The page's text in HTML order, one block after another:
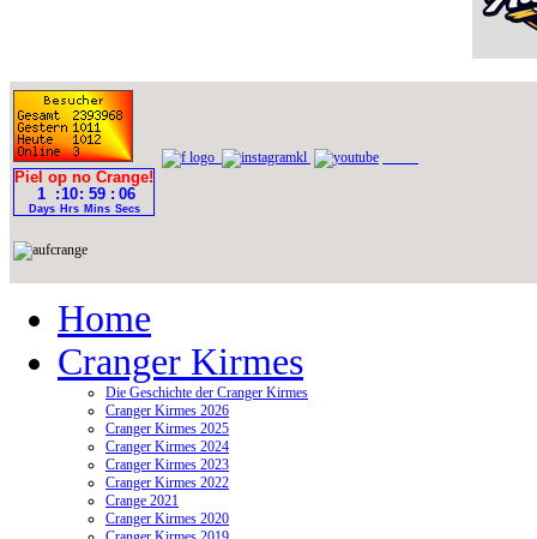
Home
Cranger Kirmes
Die Geschichte der Cranger Kirmes
Cranger Kirmes 2026
Cranger Kirmes 2025
Cranger Kirmes 2024
Cranger Kirmes 2023
Cranger Kirmes 2022
Crange 2021
Cranger Kirmes 2020